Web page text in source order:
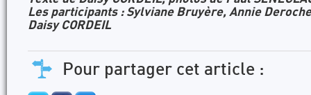
Les participants : Sylviane Bruyère, Annie
Daisy CORDEIL
Pour partager cet article :